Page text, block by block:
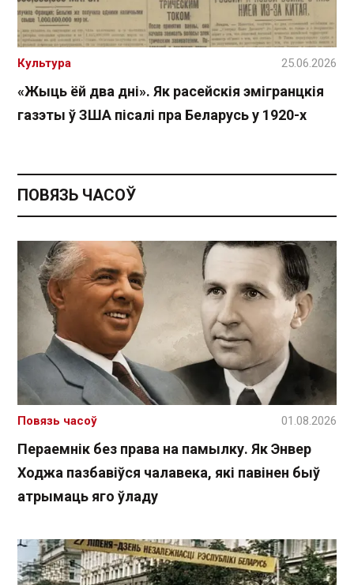
«Жыць ёй два дні». Як расейскія эмігранцкія
газэты ў ЗША пісалі пра Беларусь у 1920-х
Культура 25.06.2026
ПОВЯЗЬ ЧАСОЎ
Пераемнік без права на памылку. Як Энвер
Ходжа пазбавіўся чалавека, які павінен быў
атрымаць яго ўладу
Повязь часоў 01.08.2026